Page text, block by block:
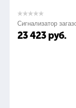
Сигнализатор
23 423 руб.